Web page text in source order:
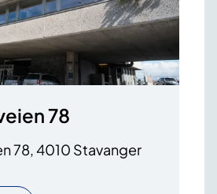
78
78, 4010 Stavanger